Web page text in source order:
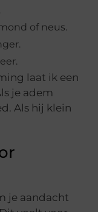
of neus.
laat ik een
je adem
Als hij klein
je aandacht